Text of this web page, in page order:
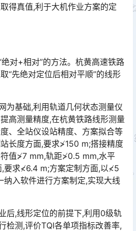
得真值,利于大机作业方案的定
对+相对”的方法。杭黄高速铁路
“先绝对定位后相对平顺”的线形
为基础,利用轨道几何状态测量仪
高测量精度,在杭黄铁路线形测量
、全站仪设站精度、方案拟合等
长度方面,要求≯150 m;搭接精度
值≯7 mm,轨距≯0.5 mm,水平
要求≮6.4 m;方案定制方面,以≮5
纳入软件进行方案制定,实现大线
后,线形定位的前提下,利用0级轨
检测,评价TQI各单项指标改善率,